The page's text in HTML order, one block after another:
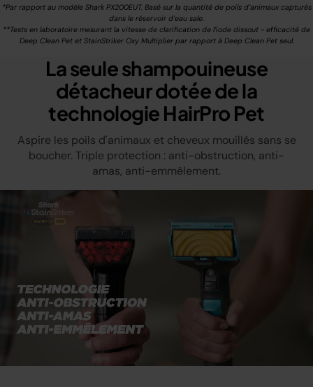
*Par rapport au modèle Shark PX200EUT. Basé sur la quantité de poils d’animaux capturés
dans le réservoir d’eau sale.
**Tests en laboratoire mesurant la vitesse de clarification de l’iode dissout - efficacité de
Deep Clean Pet et StainStriker Oxy Multiplier par rapport à Deep Clean Pet seul.
La seule shampouineuse
détacheur dotée de la
technologie HairPro Pet
Aspire les poils d'animaux et cheveux mouillés sans se
boucher. Triple protection : anti-obstruction, anti-
amas, anti-emmêlement.